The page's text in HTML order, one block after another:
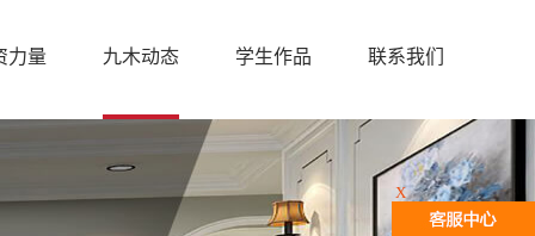
力量 九木动态 学生作品 联系我们
X